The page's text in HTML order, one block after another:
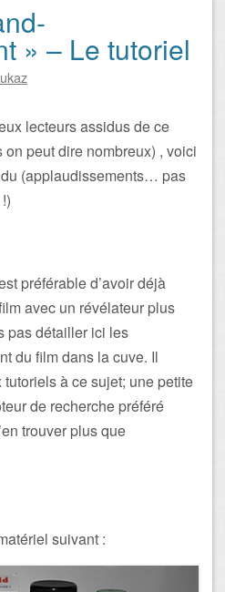
» – Le tutoriel
lecteurs assidus de ce
peut dire nombreux) , voici
(applaudissements… pas
préférable d’avoir déjà
avec un révélateur plus
pas détailler ici les
du film dans la cuve. Il
à ce sujet; une petite
de recherche préféré
trouver plus que
suivant :